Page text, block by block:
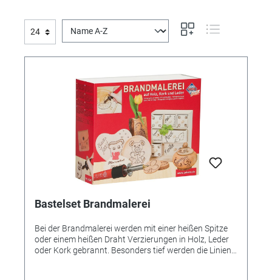
Bastelset Brandmalerei
Bei der Brandmalerei werden mit einer heißen Spitze
oder einem heißen Draht Verzierungen in Holz, Leder
oder Kork gebrannt. Besonders tief werden die Linien